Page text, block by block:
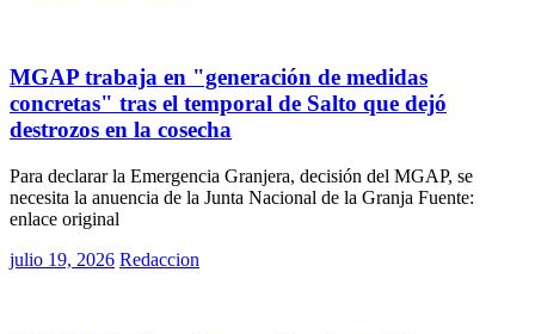
MGAP trabaja en "generación de medidas
concretas" tras el temporal de Salto que dejó
destrozos en la cosecha
Para declarar la Emergencia Granjera, decisión del MGAP, se
necesita la anuencia de la Junta Nacional de la Granja Fuente:
enlace original
Posted
julio 19, 2026 Redaccion